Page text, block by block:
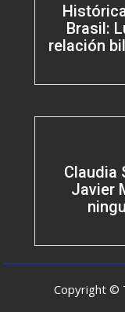
Brasil:
relación
Claudia
Javier
Copyright ©